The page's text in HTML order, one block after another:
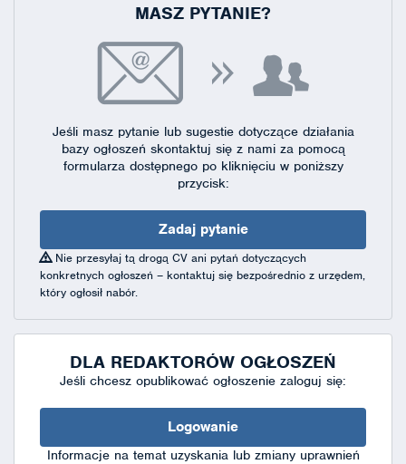
MASZ PYTANIE?
Jeśli masz pytanie lub sugestie dotyczące działania
bazy ogłoszeń skontaktuj się z nami za pomocą
formularza dostępnegopo kliknięciu w poniższy
przycisk:
Zadaj pytanie
Nie przesyłaj tą drogą CV ani pytań dotyczących
konkretnych ogłoszeń – kontaktuj się bezpośrednio z urzędem,
który ogłosił nabór.
DLA REDAKTORÓW OGŁOSZEŃ
Jeśli chcesz opublikować ogłoszenie zaloguj się:
Logowanie
Informacje na temat uzyskania lub zmiany uprawnień